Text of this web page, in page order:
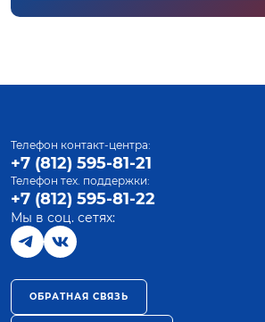
Телефон контакт-центра:
+7 (812) 595-81-21
Телефон тех. поддержки:
+7 (812) 595-81-22
Мы в соц. сетях:
ОБРАТНАЯ СВЯЗЬ